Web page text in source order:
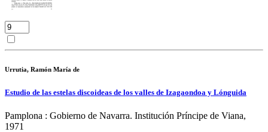
Urrutia, Ramón María de
Estudio de las estelas discoideas de los valles de Izagaondoa y Lónguida
Pamplona : Gobierno de Navarra. Institución Príncipe de Viana,
1971